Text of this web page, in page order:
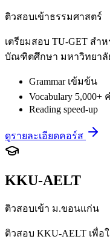
ติวสอบเข้าธรรมศาสตร์
เตรียมสอบ TU-GET สำ
บัณฑิตศึกษา มหาวิทยาลั
Grammar เข้มข้น
Vocabulary 5,000+
Reading speed-up
ดูรายละเอียดคอร์ส
KKU-AELT
ติวสอบเข้า ม.ขอนแก่น
ติวสอบ KKU-AELT เพื่อ